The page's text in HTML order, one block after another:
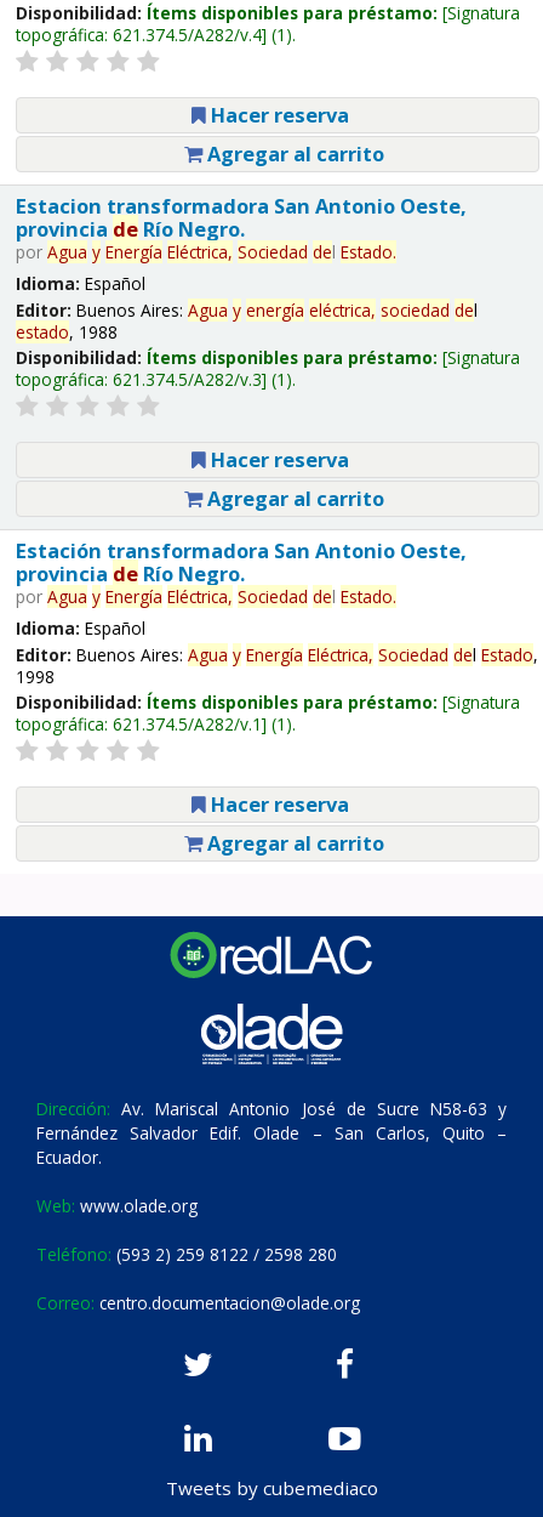
Disponibilidad: Ítems disponibles para préstamo: Signatura
topográfica: 621.374.5/A282/v.4 (1).
Hacer reserva
Agregar al carrito
Estacion transformadora San Antonio Oeste,
provincia deRío Negro.
por Agua y Energía Eléctrica, Sociedad del Estado.
Idioma: Español
Editor: Buenos Aires: Agua y energía eléctrica, sociedad del
estado, 1988
Disponibilidad: Ítems disponibles para préstamo: Signatura
topográfica: 621.374.5/A282/v.3 (1).
Hacer reserva
Agregar al carrito
Estación transformadora San Antonio Oeste,
provincia deRío Negro.
por Agua y Energía Eléctrica, Sociedad del Estado.
Idioma: Español
Editor: Buenos Aires: Agua y Energía Eléctrica, Sociedad del Estado,
1998
Disponibilidad: Ítems disponibles para préstamo: Signatura
topográfica: 621.374.5/A282/v.1 (1).
Hacer reserva
Agregar al carrito
Dirección: Av. Mariscal Antonio José de Sucre N58-63 y
Fernández Salvador Edif. Olade – San Carlos, Quito –
Ecuador.
Web: www.olade.org
Teléfono: (593 2) 259 8122 / 2598 280
Correo: centro.documentacion@olade.org
Tweets by cubemediaco